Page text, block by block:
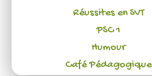
Réussites en SVT
PSC 1
Humour
Café Pédagogique